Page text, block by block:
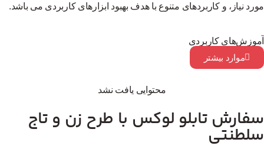
مورد نیاز، و کاربردهای متنوع با هدف بهبود ابزارهای کاربردی می باشد.
آموزش‌های کاربردی
موارد بیشتر
محتوایی یافت نشد
سفارش تابلو لوکس با طرح زن و تاج
سلطنتی